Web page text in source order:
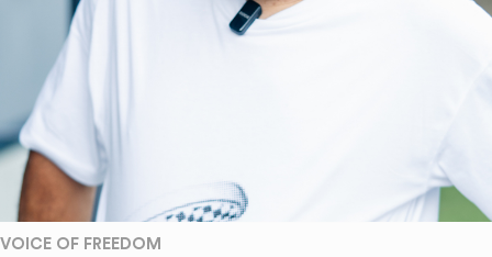
VOICE OF FREEDOM